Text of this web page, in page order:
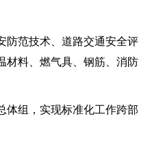
防范技术、道路交通安全评
材料、燃气具、钢筋、消防
体组，实现标准化工作跨部